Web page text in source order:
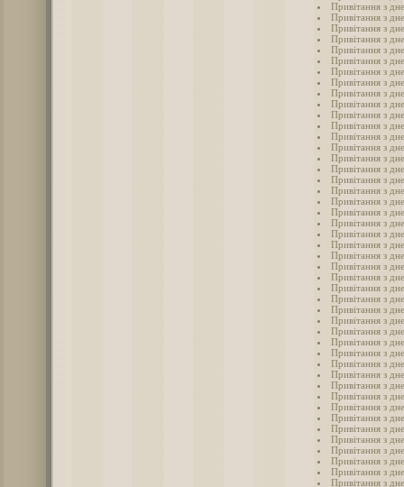
Привітання з
Привітання з
Привітання з
Привітання з
Привітання з
Привітання з
Привітання з
Привітання з
Привітання з
Привітання з
Привітання з
Привітання з
Привітання з
Привітання з
Привітання з
Привітання з
Привітання з
Привітання з
Привітання з
Привітання з
Привітання з
Привітання з
Привітання з
Привітання з
Привітання з
Привітання з
Привітання з
Привітання з
Привітання з
Привітання з
Привітання з
Привітання з
Привітання з
Привітання з
Привітання з
Привітання з
Привітання з
Привітання з
Привітання з
Привітання з
Привітання з
Привітання з
Привітання з
Привітання з
Привітання з